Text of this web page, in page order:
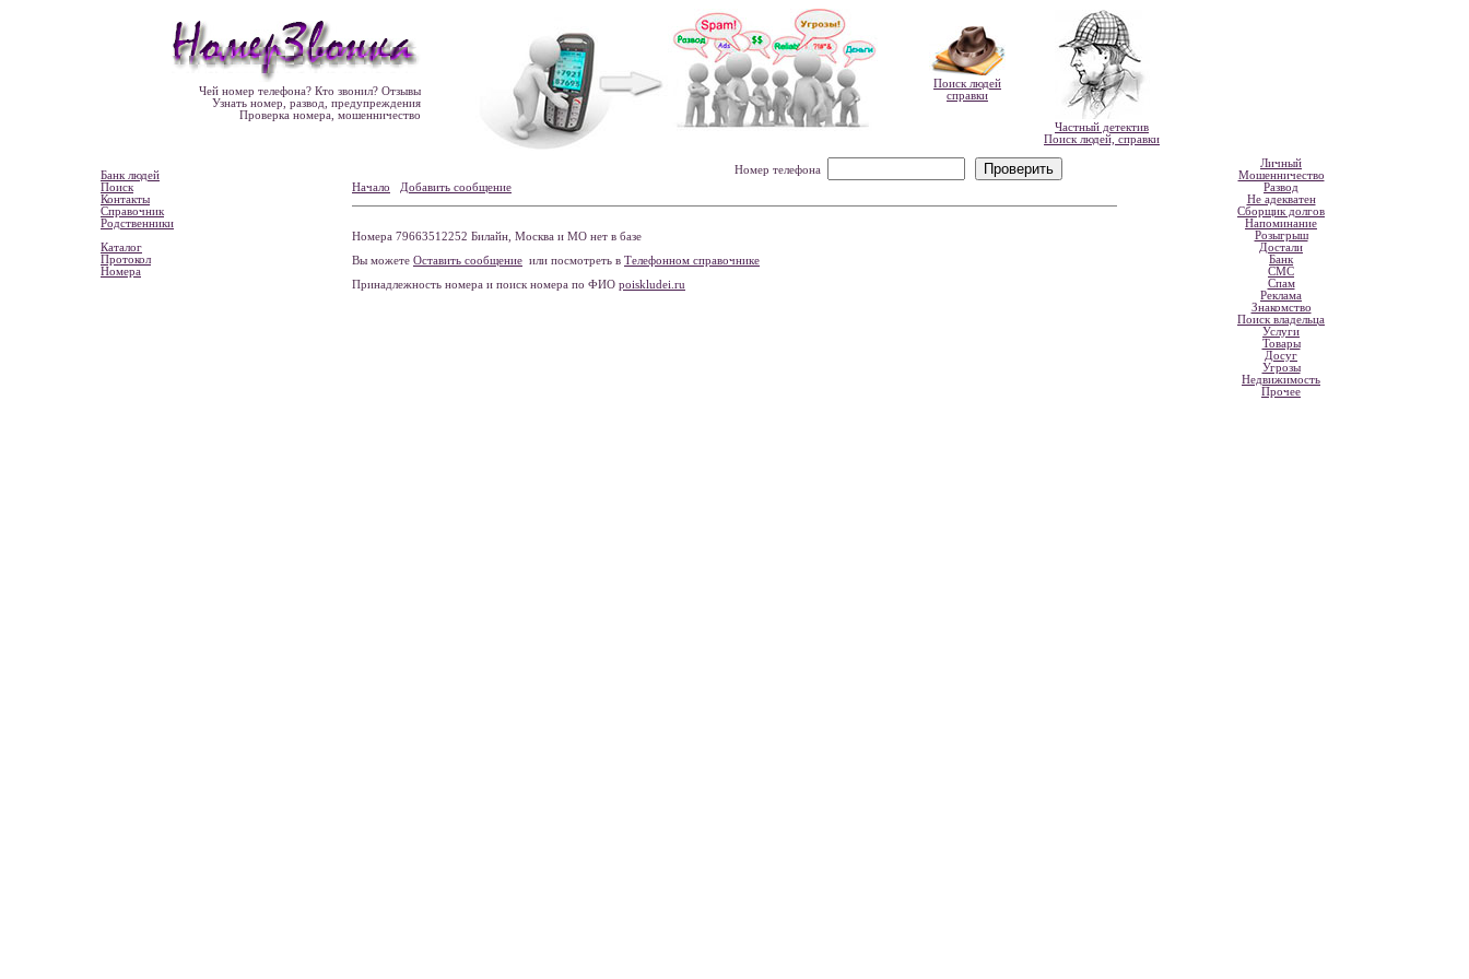
Чей номер телефона? Кто звонил? Отзывы
Узнать номер, развод, предупреждения
Проверка номера, мошенничество
Поиск людей
справки
Частный детектив
Поиск людей, справки
Банк людей
Поиск
Контакты
Справочник
Родственники
Каталог
Протокол
Номера
Номер телефона
Начало
Добавить сообщение
Номера 79663512252 Билайн, Москва и МО нет в базе
Вы можете Оставить сообщение или посмотреть в Телефонном справочнике
Принадлежность номера и поиск номера по ФИО poiskludei.ru
Личный
Мошенничество
Развод
Не адекватен
Сборщик долгов
Напоминание
Розыгрыш
Достали
Банк
СМС
Спам
Реклама
Знакомство
Поиск владельца
Услуги
Товары
Досуг
Угрозы
Недвижимость
Прочее